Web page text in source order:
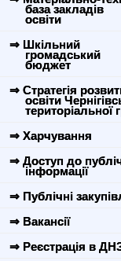
база закладів
освіти
⇒ Шкільний
громадський
бюджет
⇒ Стратегія
освіти
територіальної
⇒ Харчування
⇒ Доступ до
інформації
⇒ Публічні
⇒ Вакансії
⇒ Реєстрація в